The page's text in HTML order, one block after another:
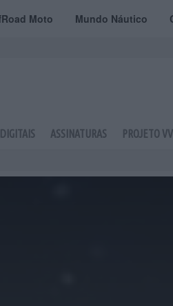
Moto Mundo Náutico
ASSINATURAS PROJETO